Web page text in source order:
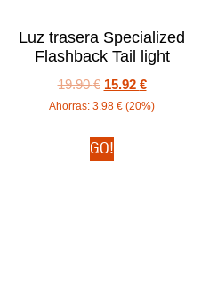
Luz trasera Specialized
Flashback Tail light
19.90€ 15.92 €
Ahorras: 3.98 € (20%)
GO!